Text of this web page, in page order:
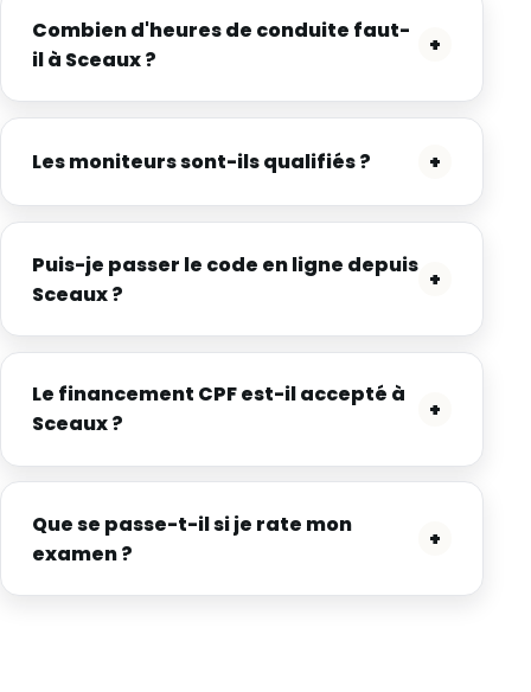
Combien d'heures de conduite faut-
il à Sceaux ?
+
Les moniteurs sont-ils qualifiés ? +
Puis-je passer le code en ligne depuis
Sceaux ?
+
Le financement CPF est-il accepté à
Sceaux ?
+
Que se passe-t-il si je rate mon
examen ?
+